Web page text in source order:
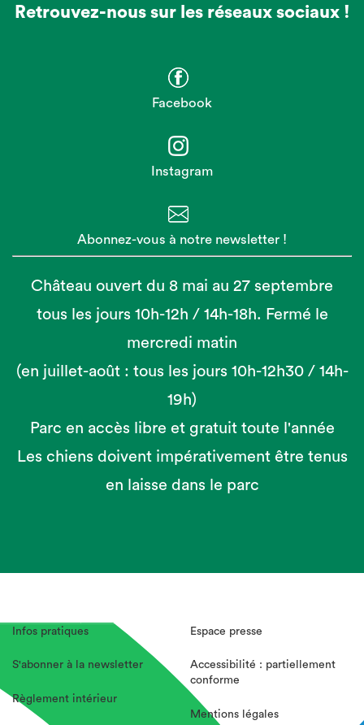
Retrouvez-nous sur les réseaux sociaux !
Facebook
Instagram
Abonnez-vous à notre newsletter !
Château ouvert du 8 mai au 27 septembre
tous les jours 10h-12h / 14h-18h. Fermé le
mercredi matin
(en juillet-août : tous les jours 10h-12h30 / 14h-
19h)
Parc en accès libre et gratuit toute l'année
Les chiens doivent impérativement être tenus
en laisse dans le parc
Infos pratiques
S'abonner à la newsletter
Règlement intérieur
Espace presse
Accessibilité : partiellement
conforme
Mentions légales